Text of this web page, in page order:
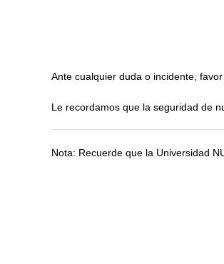
Ante cualquier duda o incidente,
Le recordamos que la seguridad de
Nota: Recuerde que la Universidad